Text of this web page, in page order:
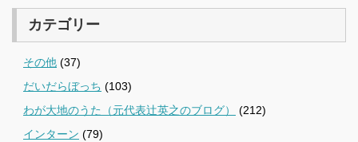
カテゴリー
その他 (37)
だいだらぼっち (103)
わが大地のうた（元代表辻英之のブログ）
(212)
インターン (79)